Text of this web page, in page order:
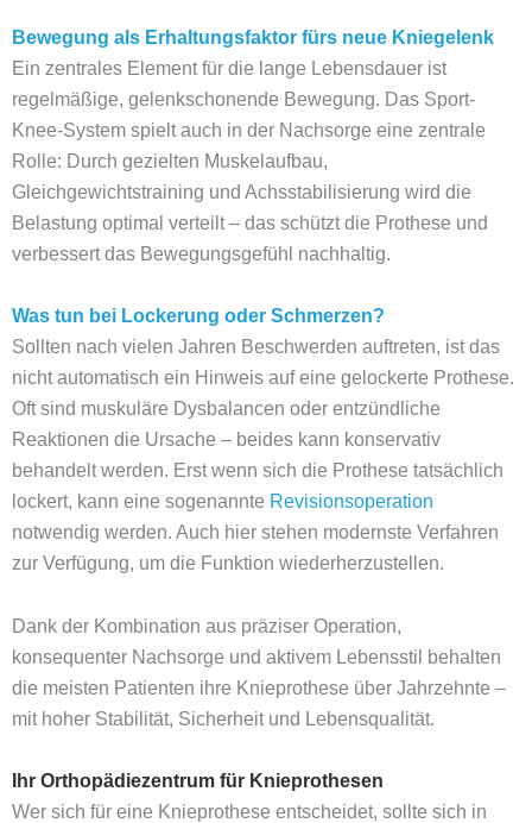
Bewegung als Erhaltungsfaktor fürs neue Kniegelenk
Ein zentrales Element für die lange Lebensdauer ist
regelmäßige, gelenkschonende Bewegung. Das Sport-
Knee-System spielt auch in der Nachsorge eine zentrale
Rolle: Durch gezielten Muskelaufbau,
Gleichgewichtstraining und Achsstabilisierung wird die
Belastung optimal verteilt – das schützt die Prothese und
verbessert das Bewegungsgefühl nachhaltig.
Was tun bei Lockerung oder Schmerzen?
Sollten nach vielen Jahren Beschwerden auftreten, ist das
nicht automatisch ein Hinweis auf eine gelockerte Prothese.
Oft sind muskuläre Dysbalancen oder entzündliche
Reaktionen die Ursache – beides kann konservativ
behandelt werden. Erst wenn sich die Prothese tatsächlich
lockert, kann eine sogenannte Revisions­operation
notwendig werden. Auch hier stehen modernste Verfahren
zur Verfügung, um die Funktion wiederherzustellen.
Dank der Kombination aus präziser Operation,
konsequenter Nachsorge und aktivem Lebensstil behalten
die meisten Patienten ihre Knieprothese über Jahrzehnte –
mit hoher Stabilität, Sicherheit und Lebensqualität.
Ihr Orthopädiezentrum für Knieprothesen
Wer sich für eine Knieprothese entscheidet, sollte sich in